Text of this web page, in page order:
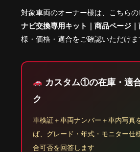
対象車両のオーナー様は、こちらの
ナビ交換専用キット｜商品ページ
様・価格・適合をご確認いただけま
カスタム①の在庫・適
ク
車検証＋車両ナンバー＋車内写真
ば、グレード・年式・モニター仕
合可否を回答します